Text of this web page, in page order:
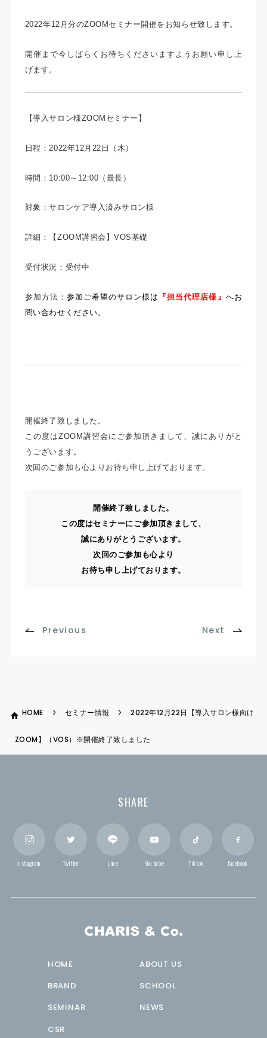
2022年12月分のZOOMセミナー開催をお知らせ致します。
開催まで今しばらくお待ちくださいますようお願い申し上
げます。
【導入サロン様ZOOMセミナー】
日程：2022年12月22日（ 木 ）
時間：10:00～12:00（最長）
対象：サロンケア導入済みサロン様
詳細：【ZOOM講習会】VOS基礎
受付状況：受付中
参加方法：参加ご希望のサロン様は 『担当代理店様』 へお
問い合わせください。
開催終了致しました。
この度はZOOM講習会にご参加頂きまして、誠にありがと
うございます。
次回のご参加も心よりお待ち申し上げております。
開催終了致しました。
この度はセミナーにご参加頂きまして、
誠にありがとうございます。
次回のご参加も心より
お待ち申し上げております。
Previous Next
HOME セミナー情報 2022年12月22日【導入サロン様向け
ZOOM】（VOS）※開催終了致しました
SHARE
Instagram Twitter Line Youtube Tiktok facebook
HOME
ABOUT US
BRAND
SCHOOL
SEMINAR
NEWS
CSR